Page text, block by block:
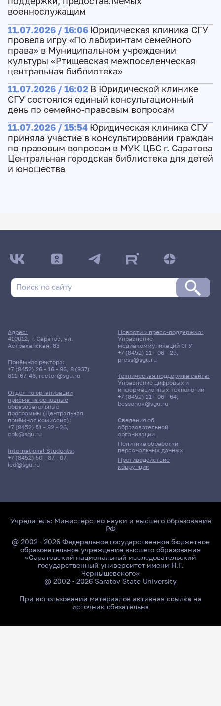
военнослужащим
11.07.2026 / 16:06 Юридическая клиника СГУ
провела игру «По лабиринтам семейного
права» в Муниципальном учреждении
культуры «Ртищевская межпоселенческая
центральная библиотека»
11.07.2026 / 16:02 В Юридической клинике
СГУ состоялся единый консультационный
день по семейно-правовым вопросам
11.07.2026 / 15:54 Юридическая клиника СГУ
приняла участие в консультировании граждан
по правовым вопросам в МУК ЦБС г. Саратова
Центральная городская библиотека для детей
и юношества
Адрес:
410012, г. Саратов, ул.
Астраханская, 83
Приёмная ректора:
+7 (8452) 26 - 16 - 96, 8 (937)
811-67-46, rector@sgu.ru
Отдел по организации
приёма на основные
образовательные
программы (Центральная
приёмная комиссия):
+7 (8452) 51 - 92 - 26,
cpk@sgu.ru
International Students:
+7 (8452) 50 - 87 - 07,
ied@sgu.ru
Сведения об
образовательной
организации
Политика обработки
персональных данных
Противодействие
коррупции
Новости и пресс-поддержка:
Управление
медиакоммуникаций СГУ
+7 (8452) 21 - 06 - 25,
press@sgu.ru
Техническая поддержка сайта:
Управление цифровых и
информационных технологий
+7 (8452) 21 - 06 - 64,
bessonov@sgu.ru
Учредитель: Министерство науки и высшего образования
РФ
@ 2002 - 2026 Федеральное государственное бюджетное
образовательное учреждение высшего образования
«Саратовский национальный исследовательский
государственный университет имени Н.Г.
Чернышевского»
@ 2002 - 2026 Saratov State University
При использовании материалов активная ссылка на
источник обязательна